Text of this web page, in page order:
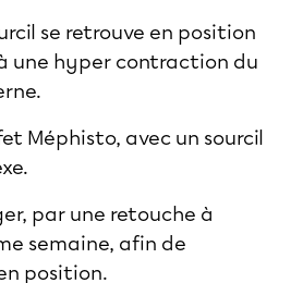
se retrouve en position
une hyper contraction du
Méphisto, avec un sourcil
par une retouche à
semaine, afin de
position.